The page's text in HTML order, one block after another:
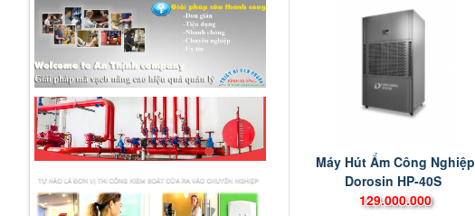
Máy Hút Ẩm Công Nghiệp
Dorosin HP-40S
129.000.000